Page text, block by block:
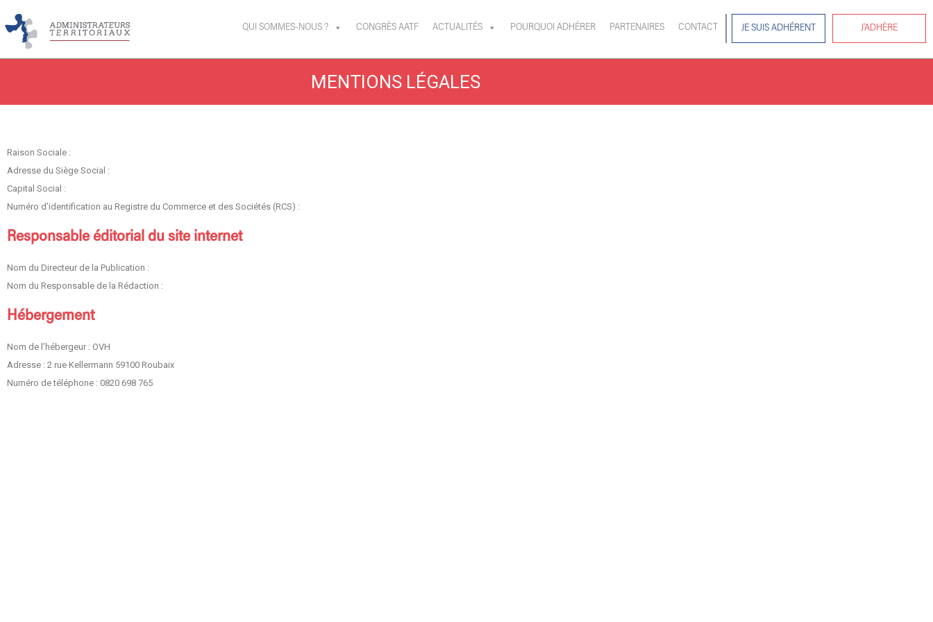
QUI SOMMES-NOUS ? CONGRÈS AATF ACTUALITÉS POURQUOI ADHÉRER PARTENAIRES CONTACT JE SUIS ADHÉRENT J'ADHÈRE
MENTIONS LÉGALES
Raison Sociale :
Adresse du Siège Social :
Capital Social :
Numéro d’identification au Registre du Commerce et des Sociétés (RCS) :
Responsable éditorial du site internet
Nom du Directeur de la Publication :
Nom du Responsable de la Rédaction :
Hébergement
Nom de l’hébergeur : OVH
Adresse : 2 rue Kellermann 59100 Roubaix
Numéro de téléphone : 0820 698 765